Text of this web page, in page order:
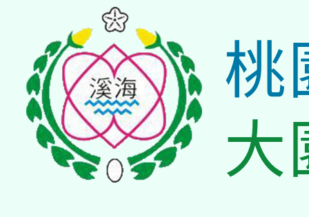
桃
大